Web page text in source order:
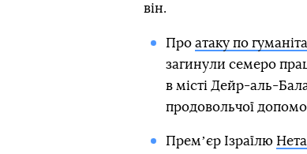
він.
Про атаку по
загинули семеро
в місті Дейр-аль-
продовольчої
Премʼєр Ізраїлю